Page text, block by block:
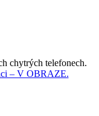
chytrých telefonech.
– V OBRAZE.